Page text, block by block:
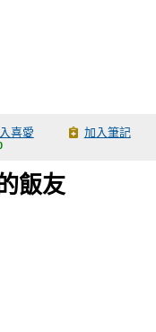
喜愛 加入筆記
飯友